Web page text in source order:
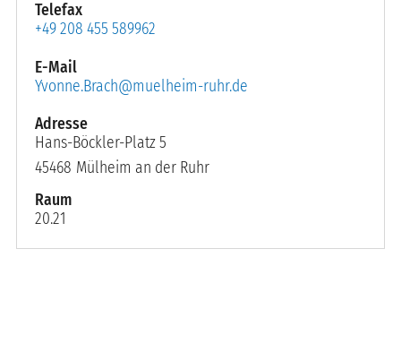
Telefax
+49 208 455 589962
E-Mail
Yvonne.Brach@muelheim-ruhr.de
Hans-Böckler-Platz 5
45468 Mülheim an der Ruhr
Raum
20.21